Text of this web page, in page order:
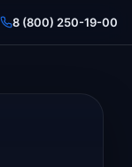
8 (800) 250-19-00